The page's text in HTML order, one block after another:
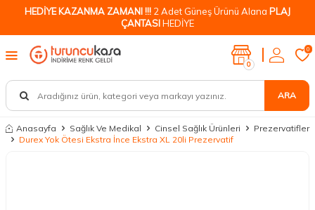
HEDİYE KAZANMA ZAMANI !!! 2 Adet Güneş Ürünü Alana PLAJ
ÇANTASIHEDİYE
ARA
0
0
Anasayfa Sağlık Ve Medikal Cinsel Sağlık Ürünleri
Prezervatifler
Durex Yok Ötesi Ekstra İnce Ekstra XL 20li Prezervatif